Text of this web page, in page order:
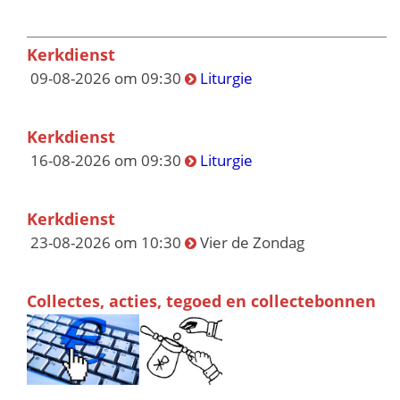
Kerkdienst
09-08-2026 om 09:30 Liturgie
Kerkdienst
16-08-2026 om 09:30 Liturgie
Kerkdienst
23-08-2026 om 10:30 Vier de Zondag
Collectes, acties, tegoed en collectebonnen